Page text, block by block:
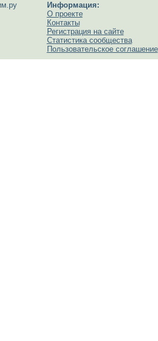
Информация:
О проекте
Контакты
Регистрация на сайте
Статистика сообщества
Пользовательское соглашение